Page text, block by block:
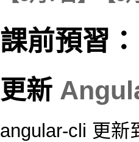
課前預習：
更新
angular-cli 更新